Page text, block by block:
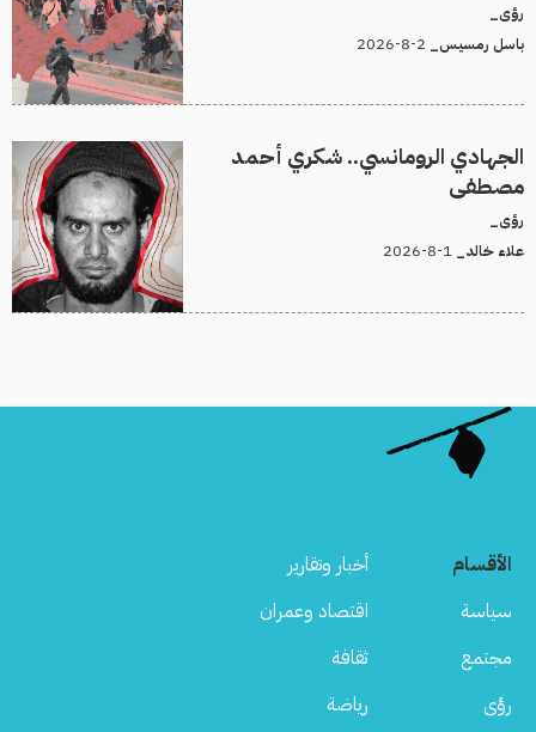
رؤى_
باسل رمسيس_
الجهادي الرومانسي.. شكري أحمد
مصطفى
رؤى_
علاء خالد_
الأقسام
أخبار وتقارير
سياسة
اقتصاد وعمران
مجتمع
ثقافة
رؤى
رياضة